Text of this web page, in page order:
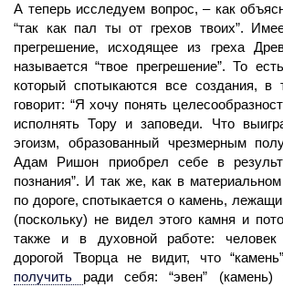
А теперь исследуем вопрос, – как
“так как пал ты от грехов твоих”.
прегрешение, исходящее из греха
называется “твое прегрешение”. То
который спотыкаются все создания, в
говорит: “Я хочу понять
исполнять Тору и заповеди. Что
эгоизм, образованный чрезмерным
Адам Ришон приобрел себе в
познания”. И так же, как в
по дороге, спотыкается о камень,
(поскольку) не видел этого камня и
также и в духовной работе:
дорогой Творца не видит, что
получить ради себя: “эвен” (камень)